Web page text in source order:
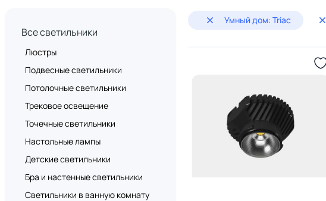
Все светильники
Люстры
Подвесные светильники
Потолочные светильники
Трековое освещение
Точечные светильники
Настольные лампы
Детские светильники
Бра и настенные светильники
Светильники в ванную комнату
Умный дом: Triac